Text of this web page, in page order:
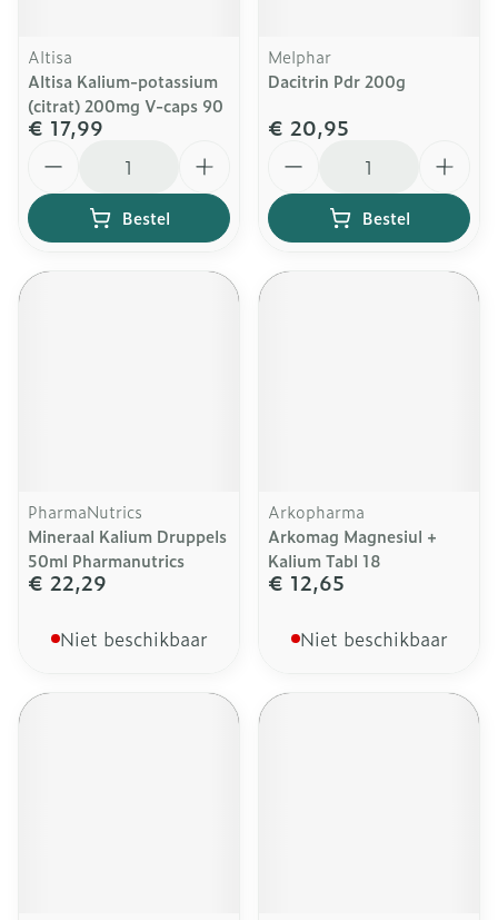
Altisa
Altisa Kalium-potassium
(citrat) 200mg V-caps 90
€ 17,99
Bestel
Melphar
Dacitrin Pdr 200g
€ 20,95
Bestel
PharmaNutrics
Mineraal Kalium Druppels
50ml Pharmanutrics
€ 22,29
Niet beschikbaar
Arkopharma
Arkomag Magnesiul +
Kalium Tabl 18
€ 12,65
Niet beschikbaar